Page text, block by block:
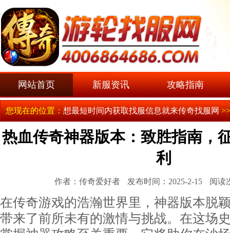
网站首页 新服资讯 攻略指南
您现在的位置：想最短时间内获取找服信息就来传奇找服网
热血传奇神器版本：致胜指南，
利
作者：传奇爱好者 发布时间：2025-2-15 阅读
在传奇游戏的浩瀚世界里，神器版本脱
带来了前所未有的激情与挑战。在这场